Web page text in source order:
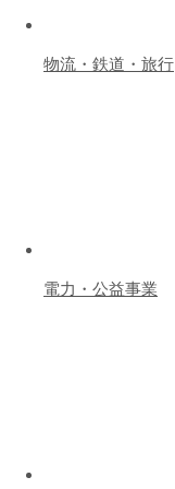
物流・鉄道・旅行
電力・公益事業